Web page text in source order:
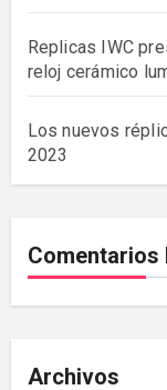
Replicas IWC
reloj cerámico
Los nuevos
2023
Comentarios
Archivos